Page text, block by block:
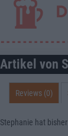
Artikel von
Reviews (0)
Stephanie hat